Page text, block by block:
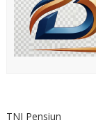
TNI Pensiun